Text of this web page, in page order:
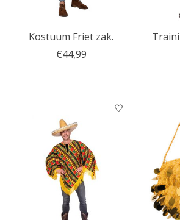
Kostuum Friet zak.
€44,99